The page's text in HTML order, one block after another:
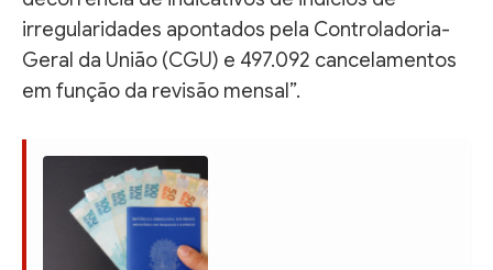
irregularidades apontados pela Controladoria-
Geral da União (CGU) e 497.092 cancelamentos
em função da revisão mensal”.